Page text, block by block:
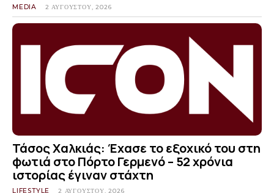
MEDIA 2 ΑΥΓΟΎΣΤΟΥ, 2026
Τάσος Χαλκιάς: Έχασε το εξοχικό του στη
φωτιά στο Πόρτο Γερμενό – 52 χρόνια
ιστορίας έγιναν στάχτη
LIFESTYLE 2 ΑΥΓΟΎΣΤΟΥ, 2026